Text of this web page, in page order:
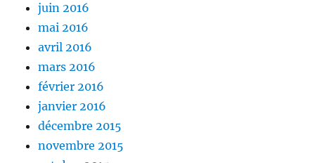
juin 2016
mai 2016
avril 2016
mars 2016
février 2016
janvier 2016
décembre 2015
novembre 2015